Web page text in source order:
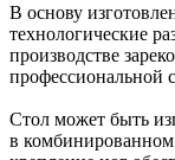
В основу
технологические
производстве
профессиональной
Стол может быть
в комбинированном